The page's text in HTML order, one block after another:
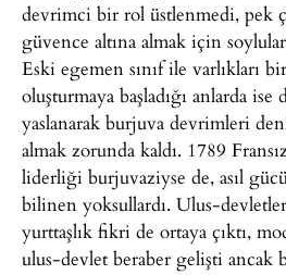
devrimci bir rol üstlenmedi, pek
güvence altına almak için
Eski egemen sınıf ile varlıkları
oluşturmaya başladığı anlarda ise
yaslanarak burjuva devrimleri
almak zorunda kaldı. 1789
liderliği burjuvaziyse de, asıl
bilinen yoksullardı. Ulus-
yurttaşlık fikri de ortaya çıktı,
ulus-devlet beraber gelişti ancak